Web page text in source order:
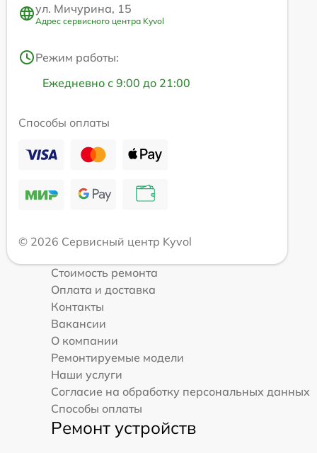
ул. Мичурина, 15
Адрес сервисного центра Kyvol
Режим работы:
Ежедневно с 9:00 до 21:00
Способы оплаты
© 2026 Сервисный центр Kyvol
Стоимость ремонта
Оплата и доставка
Контакты
Вакансии
О компании
Ремонтируемые модели
Наши услуги
Согласие на обработку персональных данных
Способы оплаты
Ремонт устройств